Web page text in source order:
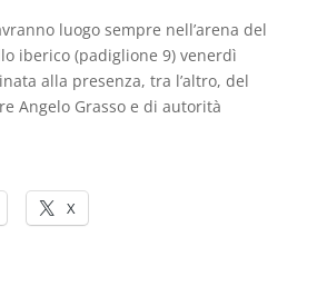
luogo sempre nell’arena del
iberico (padiglione 9) venerdì
alla presenza, tra l’altro, del
Angelo Grasso e di autorità
X